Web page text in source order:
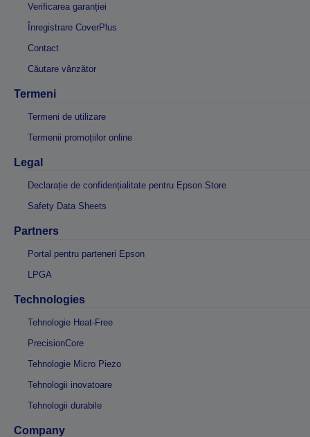
Verificarea garanției
Înregistrare CoverPlus
Contact
Căutare vânzător
Termeni
Termeni de utilizare
Termenii promoțiilor online
Legal
Declarație de confidențialitate pentru Epson Store
Safety Data Sheets
Partners
Portal pentru parteneri Epson
LPGA
Technologies
Tehnologie Heat-Free
PrecisionCore
Tehnologie Micro Piezo
Tehnologii inovatoare
Tehnologii durabile
Company